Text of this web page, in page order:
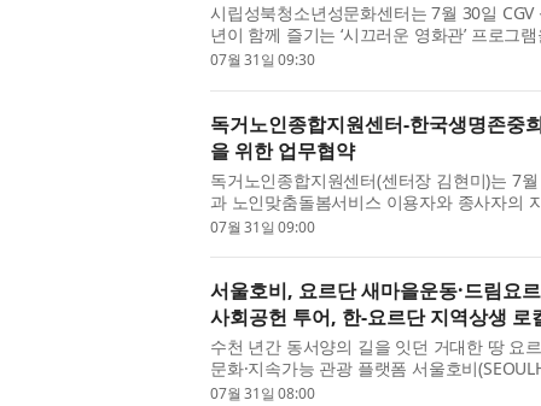
시립성북청소년성문화센터는 7월 30일
년이 함께 즐기는 ‘시끄러운 영화관’ 프로그
께 영화를 관람하고 소통하는 통합 문화...
07월 31일 09:30
독거노인종합지원센터-한국생명존중
을 위한 업무협약
독거노인종합지원센터(센터장 김현미)는 7
과 노인맞춤돌봄서비스 이용자와 종사자의
무협약(MOU)을 체결했다. 노인맞춤돌봄...
07월 31일 09:00
서울호비, 요르단 새마을운동·드림요
사회공헌 투어, 한-요르단 지역상생 로
수천 년간 동서양의 길을 잇던 거대한 땅 요
문화·지속가능 관광 플랫폼 서울호비
현지 ‘요르단 새마을운동/한-요르단 포럼...
07월 31일 08:00